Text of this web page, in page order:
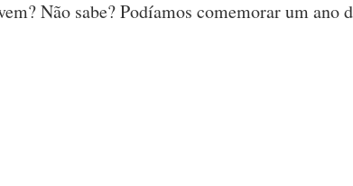
Não sabe? Podíamos comemorar um ano